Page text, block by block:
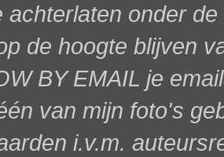
achterlaten onder
de hoogte blijven
BY EMAIL je
van mijn foto's
i.v.m.